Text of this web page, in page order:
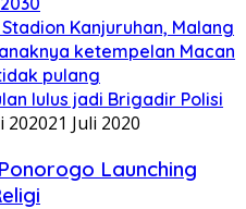
Kanjuruhan, Malang
ketempelan Macan
pulang
lulus jadi Brigadir Polisi
202021 Juli 2020
Launching